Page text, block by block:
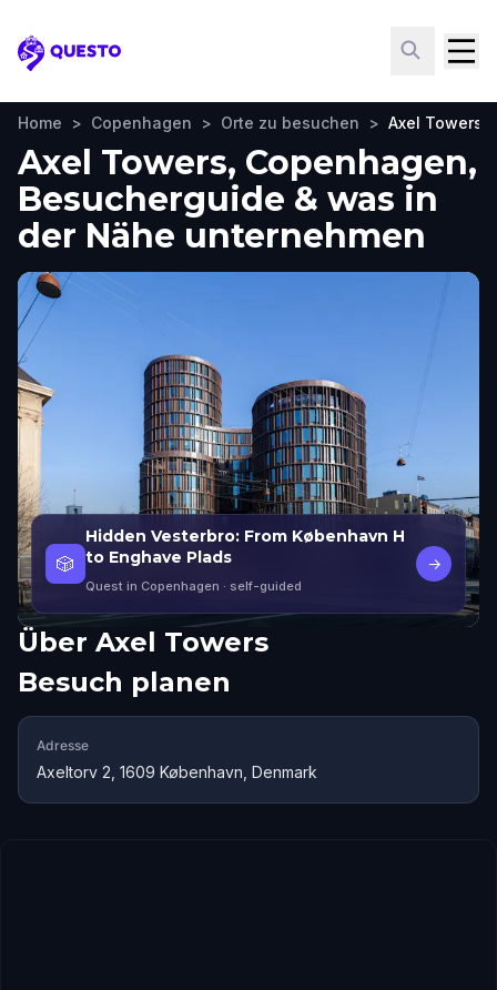
Questo
Home > Copenhagen > Orte zu besuchen > Axel Towers
Axel Towers, Copenhagen,
Besucherguide & was in
der Nähe unternehmen
🎲
Hidden Vesterbro: From København H
to Enghave Plads
Quest in Copenhagen · self-guided
→
Über Axel Towers
Besuch planen
Adresse
Axeltorv 2, 1609 København, Denmark